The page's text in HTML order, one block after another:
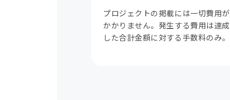
プロジェクトの掲載には一切費用が
かかりません。発生する費用は達成
した合計金額に対する手数料のみ。